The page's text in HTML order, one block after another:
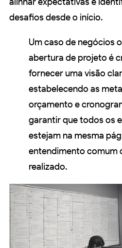
desafios desde o início.
Um caso de negócios
abertura de projeto é
fornecer uma visão
estabelecendo as
orçamento e
garantir que todos os
estejam na mesma
entendimento comum
realizado.